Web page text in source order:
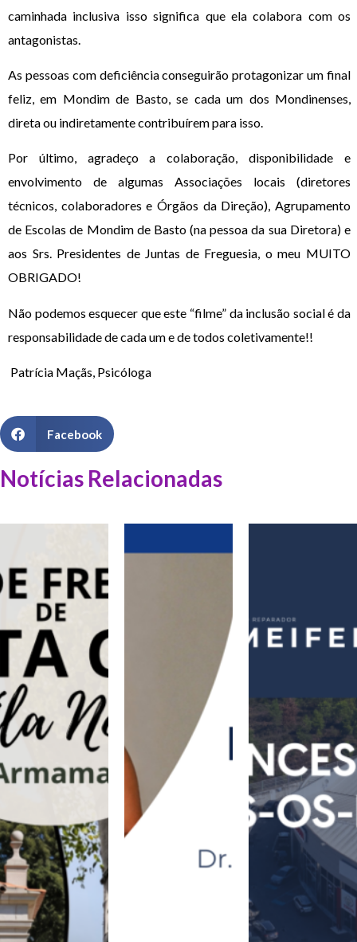
caminhada inclusiva isso significa que ela colabora com os
antagonistas.
As pessoas com deficiência conseguirão protagonizar um final
feliz, em Mondim de Basto, se cada um dos Mondinenses,
direta ou indiretamente contribuírem para isso.
Por último, agradeço a colaboração, disponibilidade e
envolvimento de algumas Associações locais (diretores
técnicos, colaboradores e Órgãos da Direção), Agrupamento
de Escolas de Mondim de Basto (na pessoa da sua Diretora) e
aos Srs. Presidentes de Juntas de Freguesia, o meu MUITO
OBRIGADO!
Não podemos esquecer que este “filme” da inclusão social é da
responsabilidade de cada um e de todos coletivamente!!
Patrícia Maçãs, Psicóloga
Facebook
Notícias Relacionadas